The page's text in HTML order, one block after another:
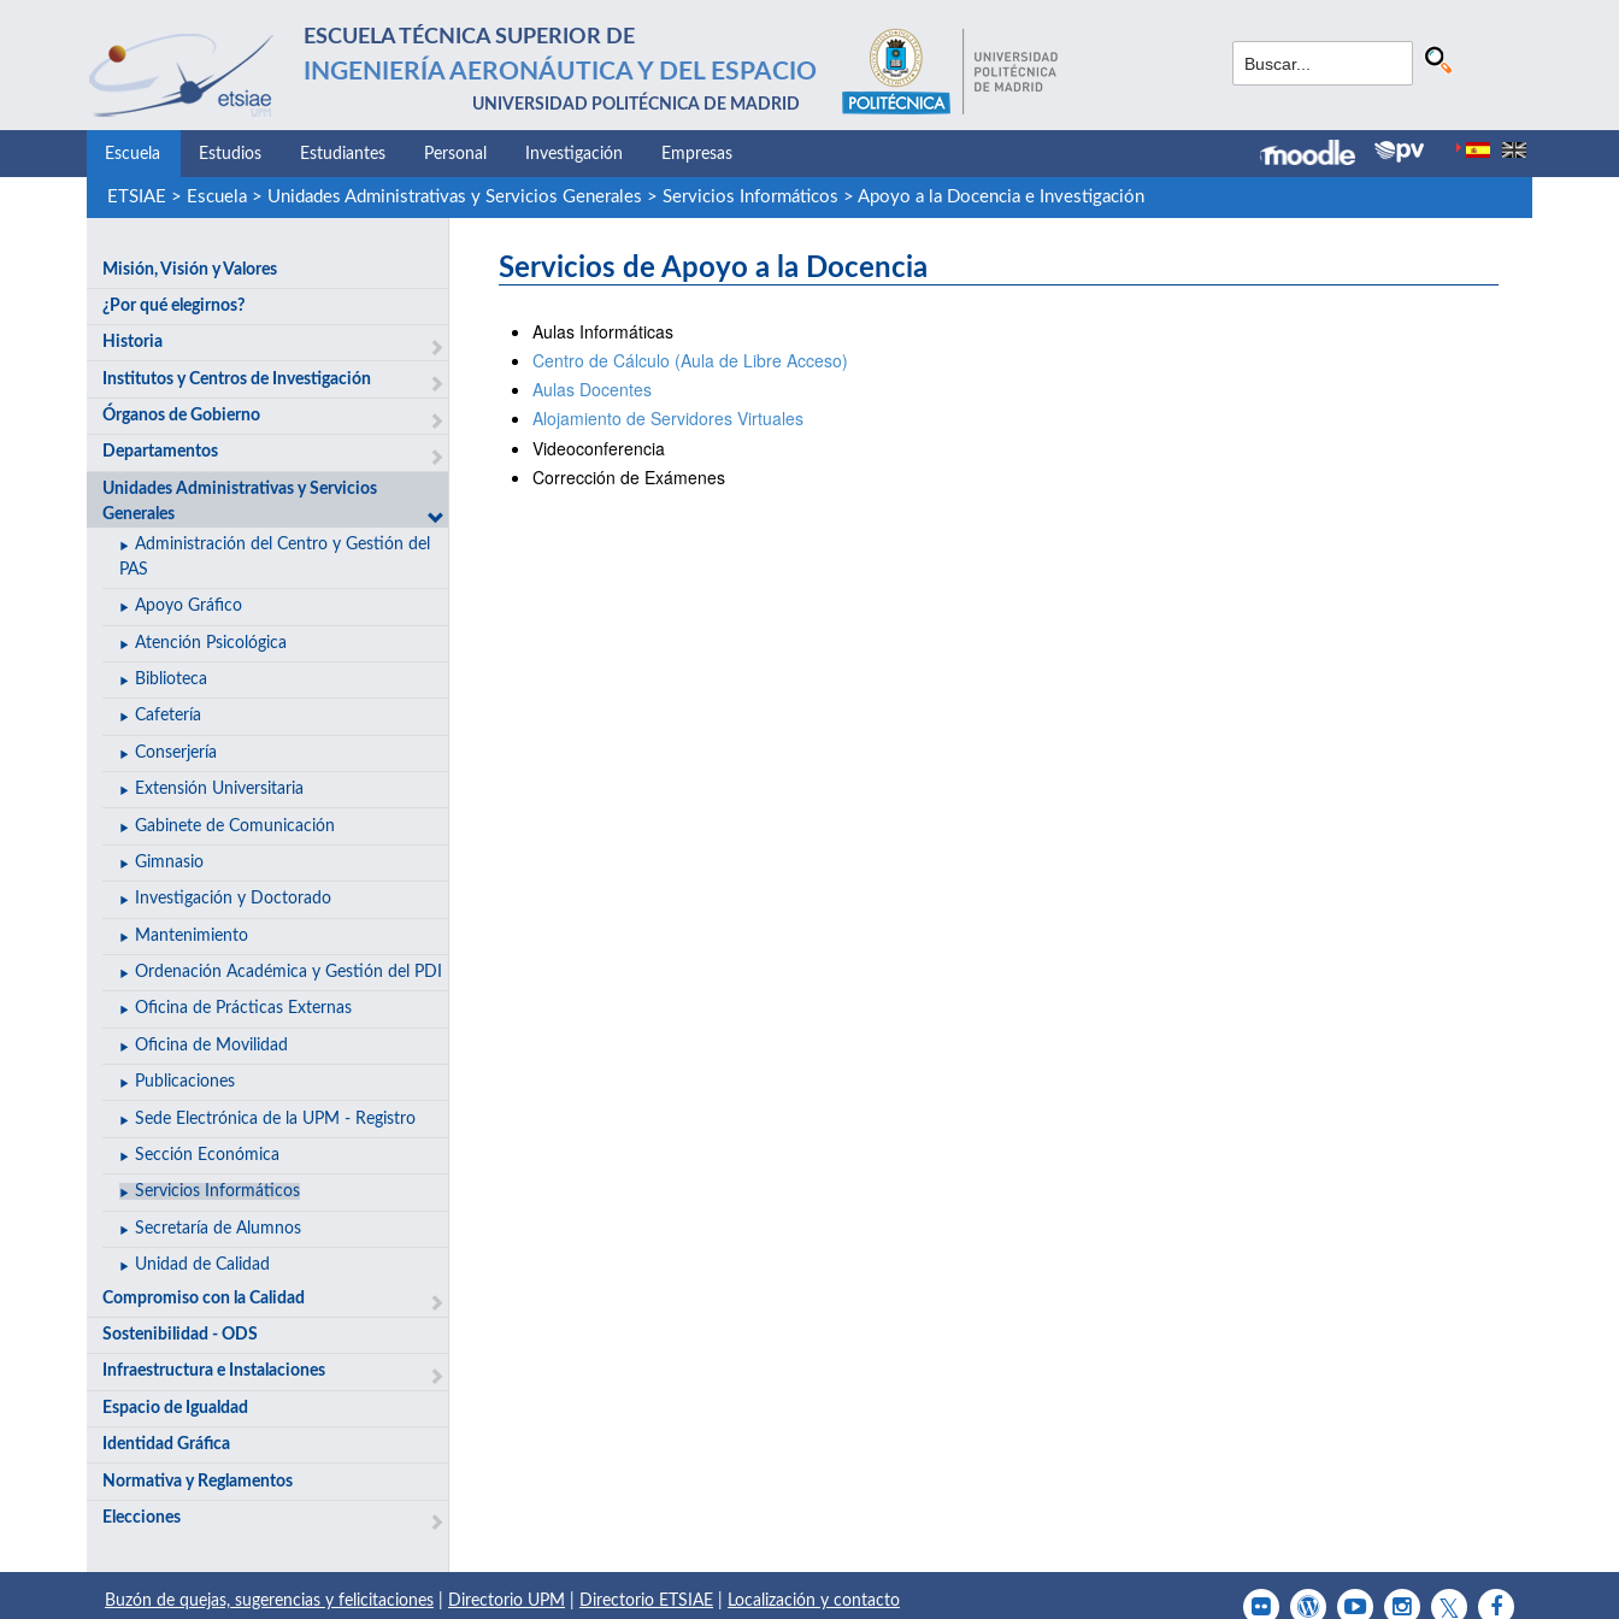
ESCUELA TÉCNICA SUPERIOR DE
INGENIERÍA AERONÁUTICA Y DEL ESPACIO
UNIVERSIDAD POLITÉCNICA DE MADRID
Escuela Estudios Estudiantes Personal Investigación Empresas
ETSIAE > Escuela> Unidades Administrativas y Servicios Generales > Servicios Informáticos > Apoyo a la Docencia e Investigación
Misión, Visión y Valores
¿Por qué elegirnos?
Historia
Institutos y Centros de Investigación
Órganos de Gobierno
Departamentos
Unidades Administrativas y Servicios
Generales
Administración del Centro y Gestión del
PAS
Apoyo Gráfico
Atención Psicológica
Biblioteca
Cafetería
Conserjería
Extensión Universitaria
Gabinete de Comunicación
Gimnasio
Investigación y Doctorado
Mantenimiento
Ordenación Académica y Gestión del PDI
Oficina de Prácticas Externas
Oficina de Movilidad
Publicaciones
Sede Electrónica de la UPM - Registro
Sección Económica
Servicios Informáticos
Secretaría de Alumnos
Unidad de Calidad
Compromiso con la Calidad
Sostenibilidad - ODS
Infraestructura e Instalaciones
Espacio de Igualdad
Identidad Gráfica
Normativa y Reglamentos
Elecciones
Servicios de Apoyo a la Docencia
Aulas Informáticas
Centro de Cálculo (Aula de Libre Acceso)
Aulas Docentes
Alojamiento de Servidores Virtuales
Videoconferencia
Corrección de Exámenes
Buzón de quejas, sugerencias y felicitaciones Directorio UPM Directorio ETSIAE Localización y contacto